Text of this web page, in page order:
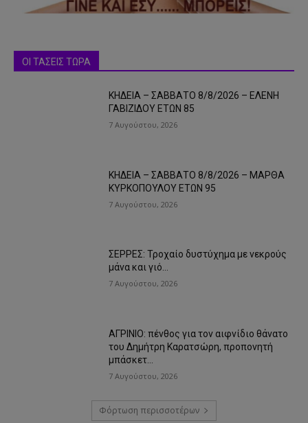
ΟΙ ΤΑΣΕΙΣ ΤΩΡΑ
ΚΗΔΕΙΑ – ΣΑΒΒΑΤΟ 8/8/2026 – ΕΛΕΝΗ
ΓΑΒΙΖΙΔΟΥ ΕΤΩΝ 85
7 Αυγούστου, 2026
ΚΗΔΕΙΑ – ΣΑΒΒΑΤΟ 8/8/2026 – ΜΑΡΘΑ
ΚΥΡΚΟΠΟΥΛΟΥ ΕΤΩΝ 95
7 Αυγούστου, 2026
ΣΕΡΡΕΣ: Τροχαίο δυστύχημα με νεκρούς
μάνα και γιό…
7 Αυγούστου, 2026
ΑΓΡΙΝΙΟ: πένθος για τον αιφνίδιο θάνατο
του Δημήτρη Καρατσώρη, προπονητή
μπάσκετ…
7 Αυγούστου, 2026
Φόρτωση περισσοτέρων